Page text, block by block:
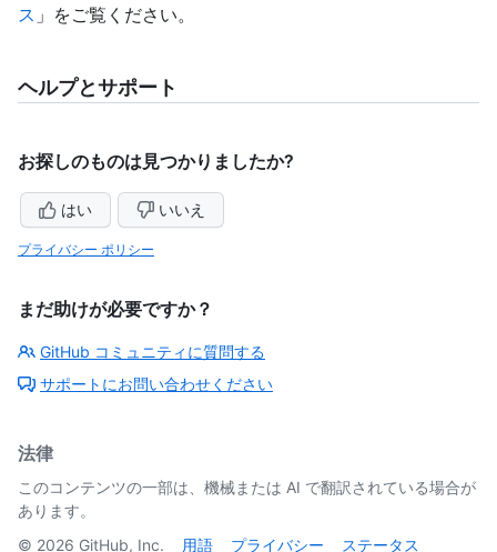
ス 」をご覧ください。
ヘルプとサポート
お探しのものは見つかりましたか?
はい いいえ
プライバシー ポリシー
まだ助けが必要ですか？
GitHub コミュニティに質問する
サポートにお問い合わせください
法律
このコンテンツの一部は、機械または AI で翻訳されている場合が
あります。
© 2026 GitHub, Inc. 用語 プライバシー ステータス